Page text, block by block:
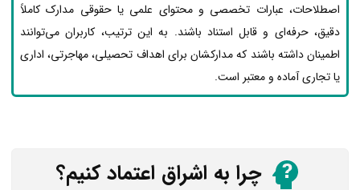
اصطلاحات، عبارات تخصصی و محتوای علمی یا حقوقی مدارک کاملاً
دقیق، حرفه‌ای و قابل استناد باشند. به این ترتیب، کاربران می‌توانند
اطمینان داشته باشند که مدارکشان برای اهداف تحصیلی، مهاجرتی، اداری
یا تجاری آماده و معتبر است.
چرا به اشراق اعتماد کنیم؟